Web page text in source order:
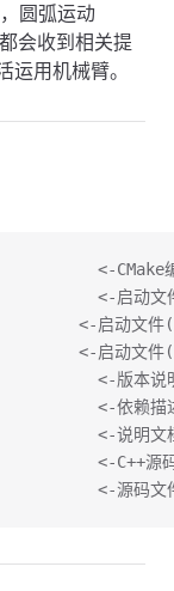
圆弧运动
会收到相关提
用机械臂。
<-CMake编
<-启动文
<-启动文件
<-启动文件
<-版本说
<-依赖描述
<-说明文
<-C++源码
<-源码文